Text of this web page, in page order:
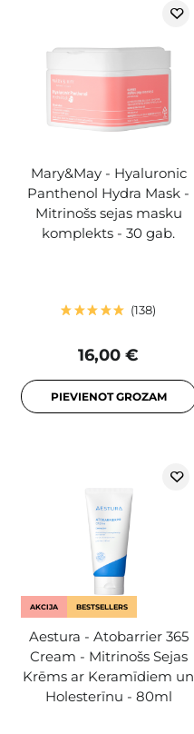
Mary&May - Hyaluronic
Panthenol Hydra Mask -
Mitrinošs sejas masku
komplekts - 30 gab.
138
16,00 €
PIEVIENOT GROZAM
AKCIJA BESTSELLERS
Aestura - Atobarrier 365
Cream - Mitrinošs Sejas
Krēms ar Keramīdiem un
Holesterīnu - 80ml